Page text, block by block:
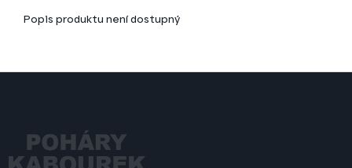
Popis produktu není dostupný